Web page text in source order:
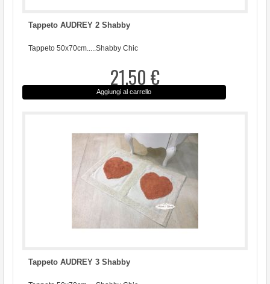
Tappeto AUDREY 2 Shabby
Tappeto 50x70cm.....Shabby Chic
21,50 €
Aggiungi al carrello
Tappeto AUDREY 3 Shabby